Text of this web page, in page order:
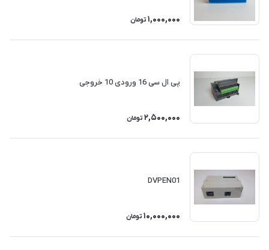
1,000,000 تومان
پی ال سی 16 ورودی 10 خروجی
2,500,000 تومان
DVPEN01
10,000,000 تومان